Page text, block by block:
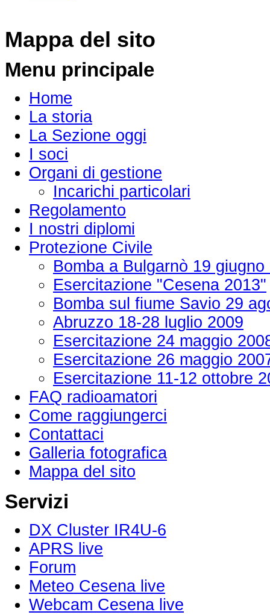
Mappa del sito
Menu principale
Home
La storia
La Sezione oggi
I soci
Organi di gestione
Incarichi particolari
Regolamento
I nostri diplomi
Protezione Civile
Bomba a Bulgarnò 19 giugno
Esercitazione "Cesena 2013"
Bomba sul fiume Savio 29
Abruzzo 18-28 luglio 2009
Esercitazione 24 maggio
Esercitazione 26 maggio
Esercitazione 11-12 ottobre
FAQ radioamatori
Come raggiungerci
Contattaci
Galleria fotografica
Mappa del sito
Servizi
DX Cluster IR4U-6
APRS live
Forum
Meteo Cesena live
Webcam Cesena live